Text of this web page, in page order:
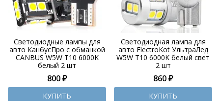
Светодиодные лампы для
авто КанбусПро с обманкой
CANBUS W5W T10 6000K
белый 2 шт
800 ₽
КУПИТЬ
Светодиодная лампа для
авто ElectroKot УльтраЛед
W5W T10 6000K белый свет
2 шт
860 ₽
КУПИТЬ